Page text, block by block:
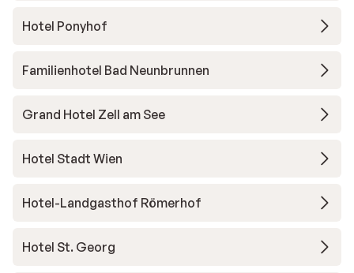
Hotel Ponyhof
Familienhotel Bad Neunbrunnen
Grand Hotel Zell am See
Hotel Stadt Wien
Hotel-Landgasthof Römerhof
Hotel St. Georg